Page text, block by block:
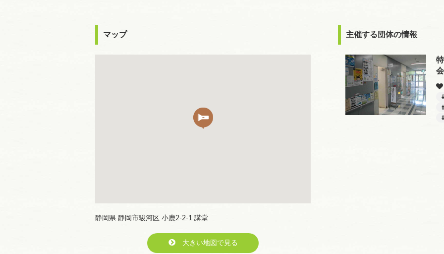
マップ
静岡県 静岡市駿河区 小鹿2-2-1 講堂
大きい地図で見る
主催する団体の情報
会